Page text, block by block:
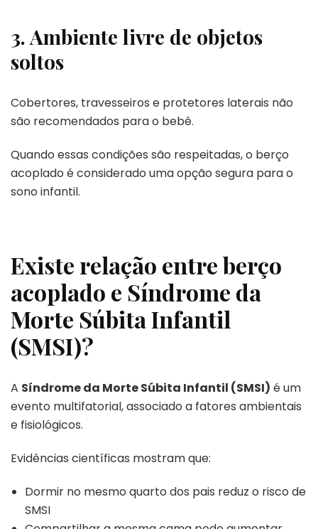
3. Ambiente livre de objetos
soltos
Cobertores, travesseiros e protetores laterais não
são recomendados para o bebê.
Quando essas condições são respeitadas, o berço
acoplado é considerado uma opção segura para o
sono infantil.
Existe relação entre berço
acoplado e Síndrome da
Morte Súbita Infantil
(SMSI)?
A Síndrome da Morte Súbita Infantil (SMSI) é um
evento multifatorial, associado a fatores ambientais
e fisiológicos.
Evidências científicas mostram que:
Dormir no mesmo quarto dos pais reduz o risco de
SMSI